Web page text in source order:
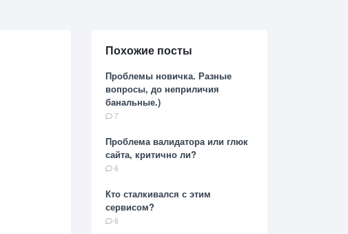
Похожие посты
Проблемы новичка. Разные
вопросы, до неприличия
банальные.)
7
Проблема валидатора или глюк
сайта, критично ли?
6
Кто сталкивался с этим
сервисом?
6